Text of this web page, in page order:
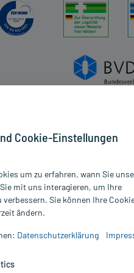
MwSt., ggf. zzgl. Versandkosten
Website werden
Behandlung durch einen Arzt.
werden können. | Diese Webseite
Cookie-Einstellungen
um zu erfahren, wann Sie
mit uns interagieren, um Ihre
verbessern. Sie können Ihre
ändern.
Datenschutzerklärung